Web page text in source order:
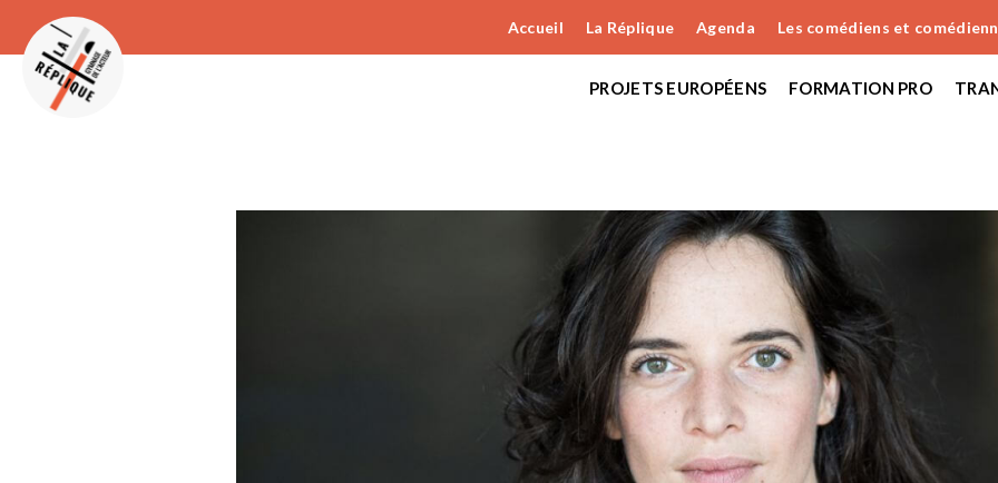
Accueil La Réplique Agenda Les comédiens et
PROJETS EUROPÉENS FORMATION PRO